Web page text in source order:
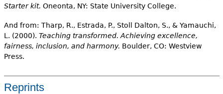
Starter kit. Oneonta, NY: State University College.
And from: Tharp, R., Estrada, P., Stoll Dalton, S., & Yamauchi,
L. (2000). Teaching transformed. Achieving excellence,
fairness, inclusion, and harmony. Boulder, CO: Westview
Press.
Reprints